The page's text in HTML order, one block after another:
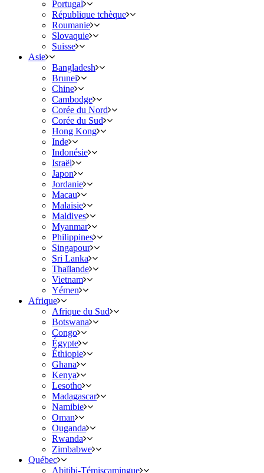
Portugal
République tchèque
Roumanie
Slovaquie
Suisse
Asie
Bangladesh
Brunei
Chine
Cambodge
Corée du Nord
Corée du Sud
Hong Kong
Inde
Indonésie
Israël
Japon
Jordanie
Macau
Malaisie
Maldives
Myanmar
Philippines
Singapour
Sri Lanka
Thaïlande
Vietnam
Yémen
Afrique
Afrique du Sud
Botswana
Congo
Égypte
Éthiopie
Ghana
Kenya
Lesotho
Madagascar
Namibie
Oman
Ouganda
Rwanda
Zimbabwe
Québec
Abitibi-Témiscamingue